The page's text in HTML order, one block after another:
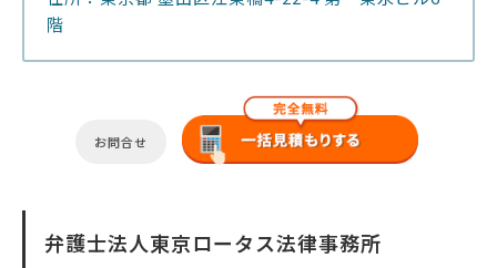
階
お問合せ
弁護士法人東京ロータス法律事務所